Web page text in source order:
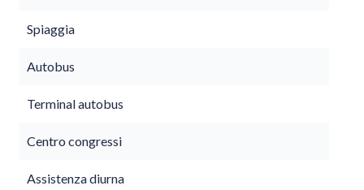
Spiaggia
Autobus
Terminal autobus
Centro congressi
Assistenza diurna